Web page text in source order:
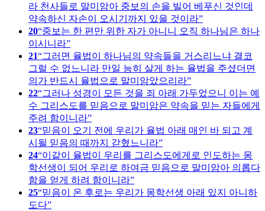
라 천사들로 말미암아 중보의 손을 빌어 베푸신 것인데
약속하신 자손이 오시기까지 있을 것이라
20 중보는 한 편만 위한 자가 아니니 오직 하나님은 하나
이시니라
21
그러면 율법이 하나님의 약속들을 거스리느냐 결코
그럴 수 없느니라 만일 능히 살게 하는 율법을 주셨더면
의가 반드시 율법으로 말미암았으리라
22 그러나 성경이 모든 것을 죄 아래 가두었으니 이는 예
수 그리스도를 믿음으로 말미암은 약속을 믿는 자들에게
주려 함이니라
23 믿음이 오기 전에 우리가 율법 아래 매인 바 되고 계
시될 믿음의 때까지 갇혔느니라
24 이같이 율법이 우리를 그리스도에게로 인도하는 몽
학선생이 되어 우리로 하여금 믿음으로 말미암아 의롭다
함을 얻게 하려 함이니라
25 믿음이 온 후로는 우리가 몽학선생 아래 있지 아니하
도다